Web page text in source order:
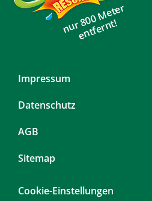
nur 800 Meter
entfernt!
Navigation
überspringen
Impressum
Datenschutz
AGB
Sitemap
Cookie-Einstellungen